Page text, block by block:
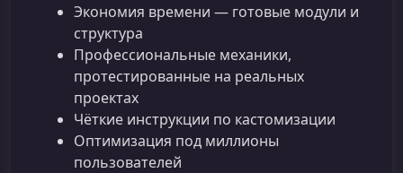
Экономия времени — готовые модули и
структура
Профессиональные механики,
протестированные на реальных
проектах
Чёткие инструкции по кастомизации
Оптимизация под миллионы
пользователей